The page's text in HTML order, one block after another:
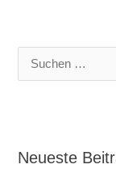
e
Neueste